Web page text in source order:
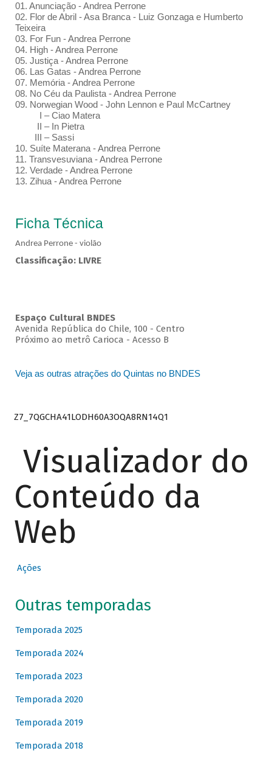
01.⁠ ⁠Anunciação - Andrea Perrone
02.⁠ ⁠Flor de Abril - Asa Branca - Luiz Gonzaga e Humberto
Teixeira
03.⁠ ⁠For Fun - Andrea Perrone
04.⁠ High - Andrea Perrone
05.⁠ ⁠Justiça - Andrea Perrone
06.⁠ Las Gatas - Andrea Perrone
07.⁠ ⁠Memória - Andrea Perrone
08.⁠ ⁠No Céu da Paulista - Andrea Perrone
09.⁠ Norwegian Wood - John Lennon e Paul McCartney
I – Ciao Matera
II – In Pietra
III – Sassi
10.⁠ ⁠Suíte Materana - Andrea Perrone
11.⁠ ⁠Transvesuviana - Andrea Perrone
12.⁠ ⁠Verdade - Andrea Perrone
13. Zihua - Andrea Perrone
Ficha Técnica
Andrea Perrone - violão
Classificação: LIVRE
Espaço Cultural BNDES
Avenida República do Chile, 100 - Centro
Próximo ao metrô Carioca - Acesso B
Veja as outras atrações do Quintas no BNDES
Z7_7QGCHA41LODH60A3OQA8RN14Q1
Visualizador do
Conteúdo da
Web
Ações
Outras temporadas
Temporada 2025
Temporada 2024
Temporada 2023
Temporada 2020
Temporada 2019
Temporada 2018